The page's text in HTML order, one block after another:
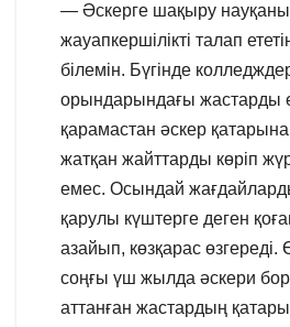
— Әскерге шақыру
жауапкершілікті талап
білемін. Бүгінде
орындарындағы жастарды
қарамастан әскер қатарына
жатқан жайттарды көріп
емес. Осындай
қарулы күштерге деген
азайып, көзқарас өзгереді.
соңғы үш жылда әскери
аттанған жастардың